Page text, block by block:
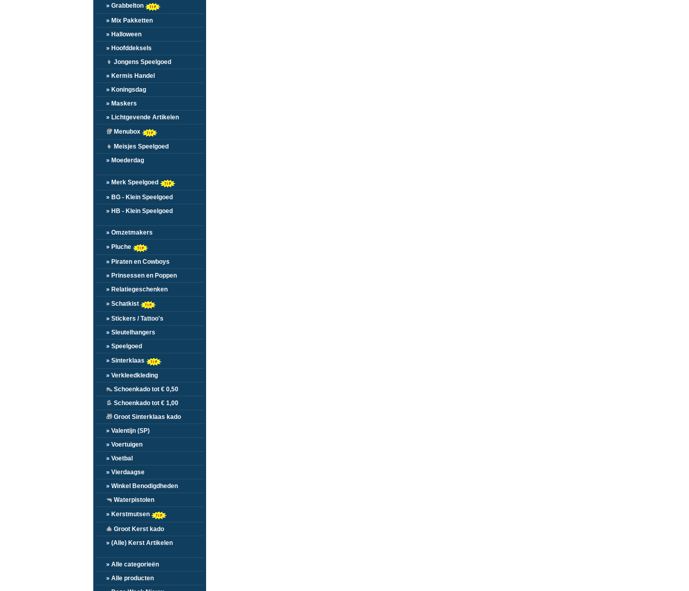
» Grabbelton
» Mix Pakketten
» Halloween
» Hoofddeksels
👦 Jongens Speelgoed
» Kermis Handel
» Koningsdag
» Maskers
» Lichtgevende Artikelen
🥡 Menubox
👧 Meisjes Speelgoed
» Moederdag
» Merk Speelgoed
» BG - Klein Speelgoed
» HB - Klein Speelgoed
» Omzetmakers
» Pluche
» Piraten en Cowboys
» Prinsessen en Poppen
» Relatiegeschenken
» Schatkist
» Stickers / Tattoo's
» Sleutelhangers
» Speelgoed
» Sinterklaas
» Verkleedkleding
👠 Schoenkado tot € 0,50
👢 Schoenkado tot € 1,00
🎁 Groot Sinterklaas kado
» Valentijn (SP)
» Voertuigen
» Voetbal
» Vierdaagse
» Winkel Benodigdheden
🔫 Waterpistolen
» Kerstmutsen
🎄 Groot Kerst kado
» (Alle) Kerst Artikelen
» Alle categorieën
» Alle producten